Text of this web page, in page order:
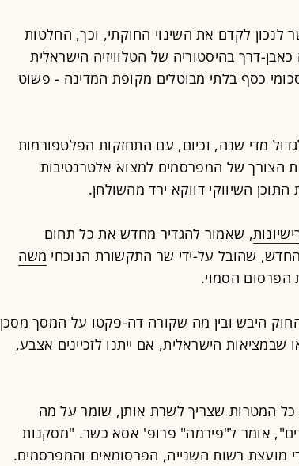
לקדם את השינוי החוקתי, וכך, החלטות
דרך בהיסטוריה של הטלוויזיה הישראלית
כסף בלתי מבוטלים מקופת המדינה - פשוט
מדי שנה, וכיום, עם התחזקות הפלטפורמות
הצורך של המפרסמים למצוא אלטרנטיבות
השיווקי דווקא ירד מהשולחן.
, שאמור להגדיר מחדש את כל תחום
שהובל על-ידי שר התקשורת הנוכחי משה
הפרסום הסמוי.
היבש ובין מה שקורה דה-פקטו על המסך מסכן
שבמציאות הישראלית, אם ייתנו לזכיינים אצבע,
כל המטרות שצריך לשרת אותן, שומר על מה
אומר ל"פירמה" פרופ' אסא כשר. "מסקנות
מועצת רשות השנייה, הפרסומאים והמפרסמים.